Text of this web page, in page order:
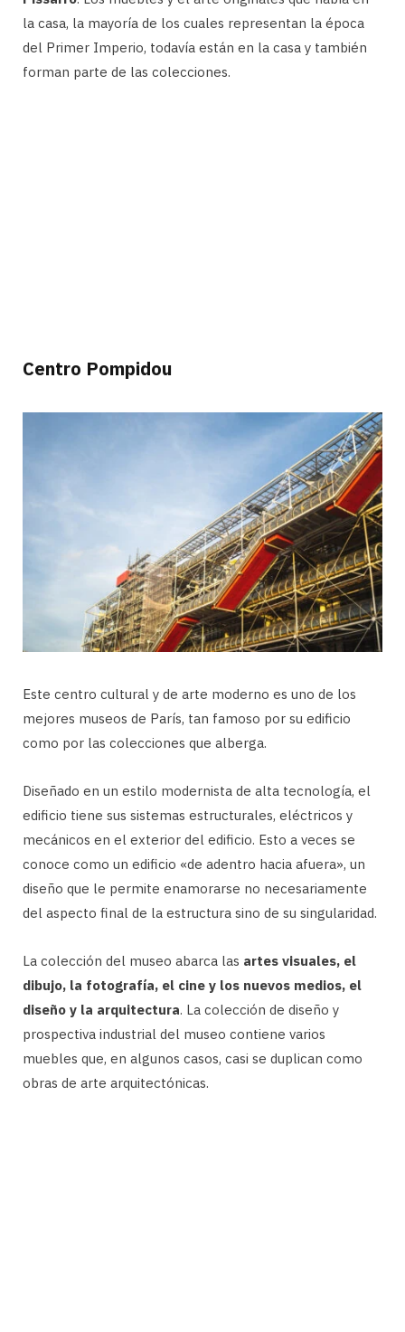
la casa, la mayoría de los cuales representan la época
del Primer Imperio, todavía están en la casa y también
forman parte de las colecciones.
Centro Pompidou
Este centro cultural y de arte moderno es uno de los
mejores museos de París, tan famoso por su edificio
como por las colecciones que alberga.
Diseñado en un estilo modernista de alta tecnología, el
edificio tiene sus sistemas estructurales, eléctricos y
mecánicos en el exterior del edificio. Esto a veces se
conoce como un edificio «de adentro hacia afuera», un
diseño que le permite enamorarse no necesariamente
del aspecto final de la estructura sino de su singularidad.
La colección del museo abarca las artes visuales, el
dibujo, la fotografía, el cine y los nuevos medios, el
diseño y la arquitectura. La colección de diseño y
prospectiva industrial del museo contiene varios
muebles que, en algunos casos, casi se duplican como
obras de arte arquitectónicas.